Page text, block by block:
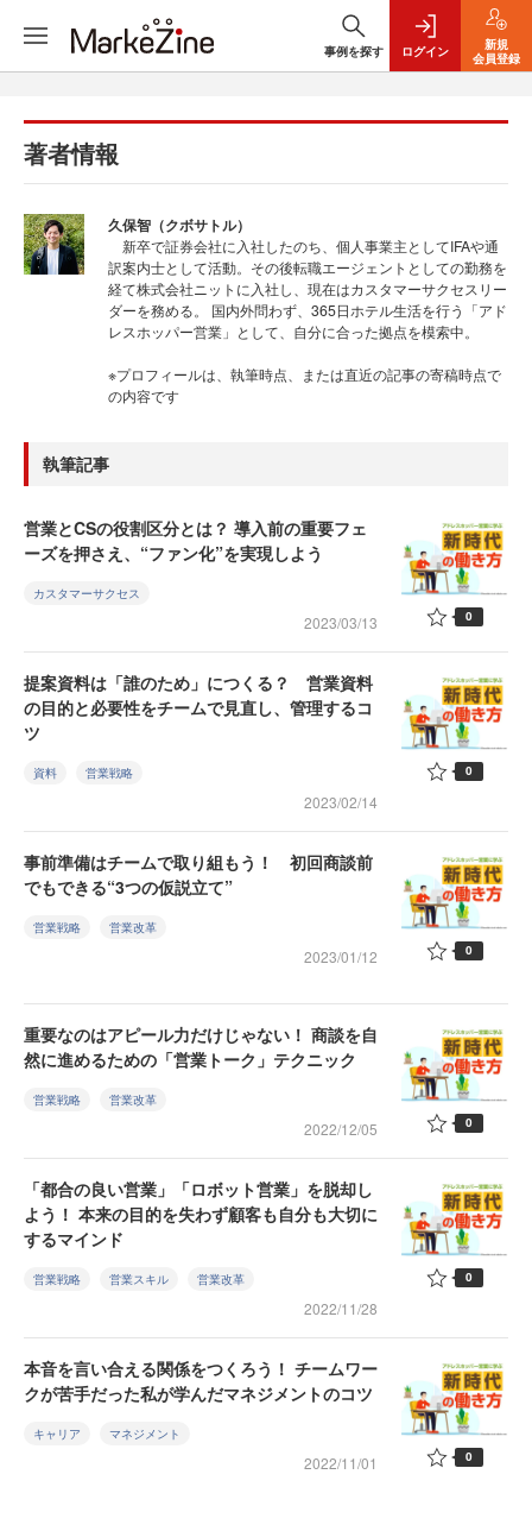
事例を探す ログイン
新規
会員登録
著者情報
久保智（クボサトル）
新卒で証券会社に入社したのち、個人事業主としてIFAや通
訳案内士として活動。その後転職エージェントとしての勤務を
経て株式会社ニットに入社し、現在はカスタマーサクセスリー
ダーを務める。 国内外問わず、365日ホテル生活を行う「アド
レスホッパー営業」として、自分に合った拠点を模索中。
※プロフィールは、執筆時点、または直近の記事の寄稿時点で
の内容です
執筆記事
営業とCSの役割区分とは？ 導入前の重要フェ
ーズを押さえ、“ファン化”を実現しよう
カスタマーサクセス
2023/03/13 0
提案資料は「誰のため」につくる？ 営業資料
の目的と必要性をチームで見直し、管理するコ
ツ
資料 営業戦略
2023/02/14
0
事前準備はチームで取り組もう！ 初回商談前
でもできる“3つの仮説立て”
営業戦略 営業改革
2023/01/12 0
重要なのはアピール力だけじゃない！ 商談を自
然に進めるための「営業トーク」テクニック
営業戦略 営業改革
2022/12/05 0
「都合の良い営業」「ロボット営業」を脱却し
よう！ 本来の目的を失わず顧客も自分も大切に
するマインド
営業戦略 営業スキル 営業改革
2022/11/28
0
本音を言い合える関係をつくろう！ チームワー
クが苦手だった私が学んだマネジメントのコツ
キャリア マネジメント
2022/11/01 0